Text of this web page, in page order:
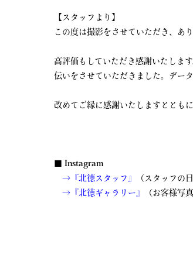
【スタッフより】
この度は撮影をさせていただき、あ
高評価もしていただき感謝いたしま
伝いをさせていただきました。デー
改めてご縁に感謝いたしますととも
■ Instagram
→『北徳スタッフ』
（スタッフの
→『北徳ギャラリー』
（お客様写真